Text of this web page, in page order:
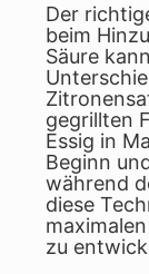
Der
beim
Säure
gegrillten
Essig in
Beginn
während
diese
zu